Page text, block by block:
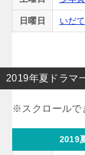
日曜日 いだ
2019年夏ドラマ
2019